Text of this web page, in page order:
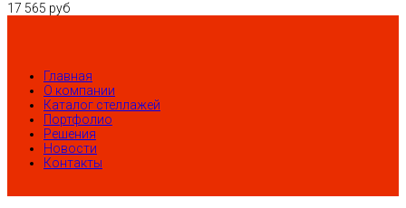
17 565 руб
Главная
О компании
Каталог стеллажей
Портфолио
Решения
Новости
Контакты